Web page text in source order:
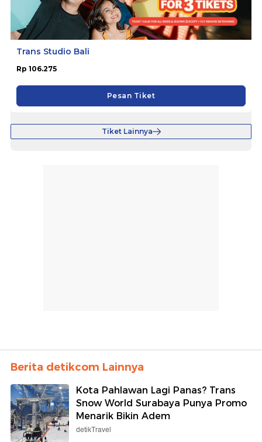
Trans Studio Bali
Rp 106.275
Pesan Tiket
Tiket Lainnya
Berita detikcom Lainnya
Kota Pahlawan Lagi Panas? Trans
Snow World Surabaya Punya Promo
Menarik Bikin Adem
detikTravel